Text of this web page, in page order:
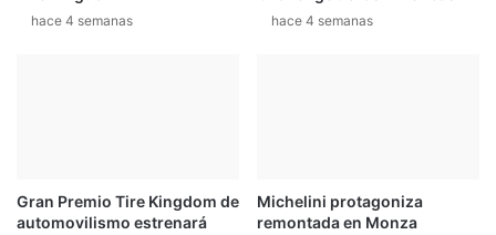
hace 4 semanas hace 4 semanas
Gran Premio Tire Kingdom de
automovilismo estrenará
Michelini protagoniza
remontada en Monza